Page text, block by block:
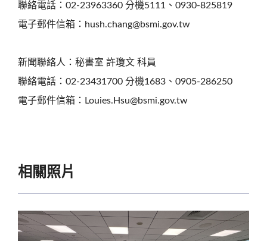
聯絡電話：02-23963360 分機5111、0930-825819
電子郵件信箱：hush.chang@bsmi.gov.tw
新聞聯絡人：秘書室 許瓊文 科員
聯絡電話：02-23431700 分機1683、0905-286250
電子郵件信箱：Louies.Hsu@bsmi.gov.tw
相關照片